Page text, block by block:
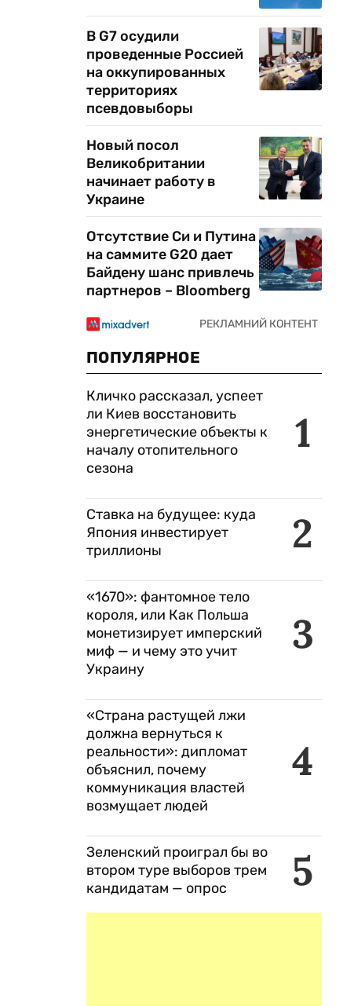
В G7 осудили
проведенные Россией
на оккупированных
территориях
псевдовыборы
Новый посол
Великобритании
начинает работу в
Украине
Отсутствие Си и Путина
на саммите G20 дает
Байдену шанс привлечь
партнеров – Bloomberg
ПОПУЛЯРНОЕ
1
Кличко рассказал, успеет
ли Киев восстановить
энергетические объекты к
началу отопительного
сезона
2
Ставка на будущее: куда
Япония инвестирует
триллионы
3
«1670»: фантомное тело
короля, или Как Польша
монетизирует имперский
миф — и чему это учит
Украину
4
«Страна растущей лжи
должна вернуться к
реальности»: дипломат
объяснил, почему
коммуникация властей
возмущает людей
5
Зеленский проиграл бы во
втором туре выборов трем
кандидатам — опрос